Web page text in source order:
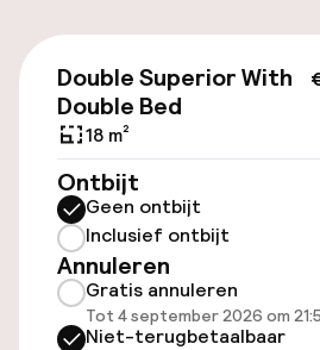
Openbaar parkeren
Luchthavenshuttle
Toegankelijkheid
Overal
Lift
Double Superior With
Double Bed
18 m²
Ontbijt
Geen ontbijt
Inclusief ontbijt
Annuleren
Gratis annuleren
Tot 4 september 2026 om
Niet-terugbetaalbaar